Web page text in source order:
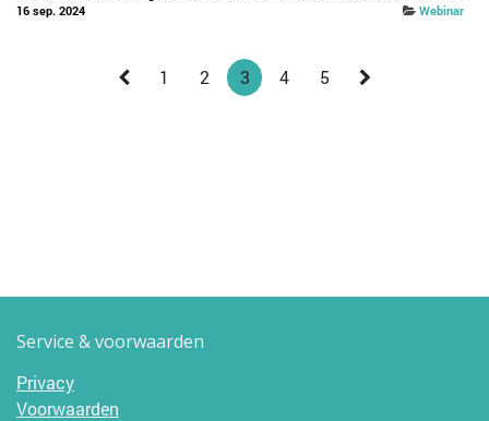
16 sep. 2024 Webinar
1 2 3 4 5
Service & voorwaarden
Privacy
Voorwaarden